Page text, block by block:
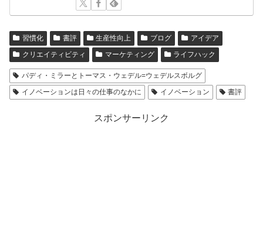
習慣化 書評 生産性向上 ブログ
アイデア
クリエイティビティ
マーケティング ライフハック
パディ・ミラーとトーマス・ウェデル=ウェデルスボルグ
イノベーションは日々の仕事のなかに
イノベーション 書評
スポンサーリンク